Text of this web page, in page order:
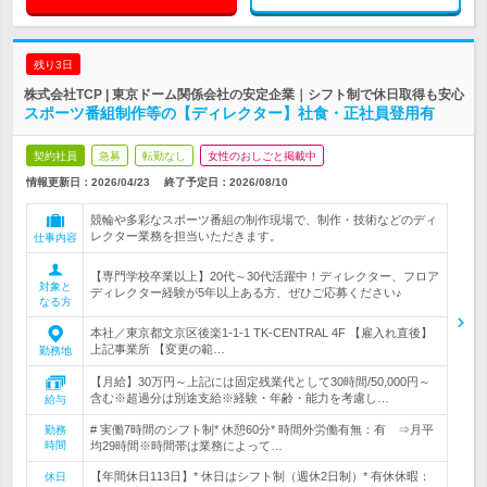
残り3日
株式会社TCP | 東京ドーム関係会社の安定企業｜シフト制で休日取得も安心
スポーツ番組制作等の【ディレクター】社食・正社員登用有
契約社員 急募 転勤なし 女性のおしごと掲載中
情報更新日：2026/04/23 終了予定日： 2026/08/10
仕事内容
競輪や多彩なスポーツ番組の制作現場で、制作・技術などのディ
レクター業務を担当いただきます。
対象と
なる方
【専門学校卒業以上】20代～30代活躍中！ディレクター、フロア
ディレクター経験が5年以上ある方、ぜひご応募ください♪
勤務地
本社／東京都文京区後楽1-1-1 TK-CENTRAL 4F 【雇入れ直後】
上記事業所 【変更の範…
給与
【月給】30万円～上記には固定残業代として30時間/50,000円～
含む※超過分は別途支給※経験・年齢・能力を考慮し…
勤務
時間
# 実働7時間のシフト制* 休憩60分* 時間外労働有無：有 ⇒月平
均29時間※時間帯は業務によって…
休日
【年間休日113日】* 休日はシフト制（週休2日制）* 有休休暇：